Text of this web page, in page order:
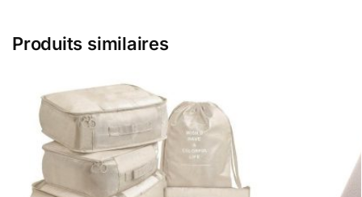
Produits similaires